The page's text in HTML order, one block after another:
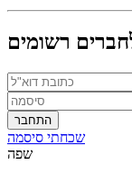
התחבר
שכחתי סיסמה
שפה